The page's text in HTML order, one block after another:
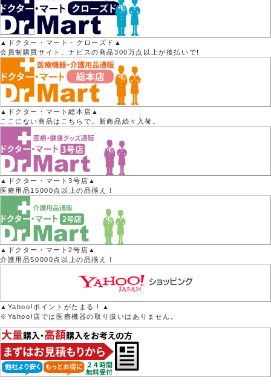
▲ドクター・マート・クローズド▲
会員制購買サイト。ナビスの商品300万点以上が後払いで!
▲ドクター・マート総本店▲
ここにない商品はこちらで。新商品続々入荷。
▲ドクター・マート3号店▲
医療用品15000点以上の品揃え！
▲ドクター・マート2号店▲
介護用品50000点以上の品揃え！
▲Yahoo!ポイントがたまる！▲
※Yahoo!店では医療機器の取り扱いはありません。